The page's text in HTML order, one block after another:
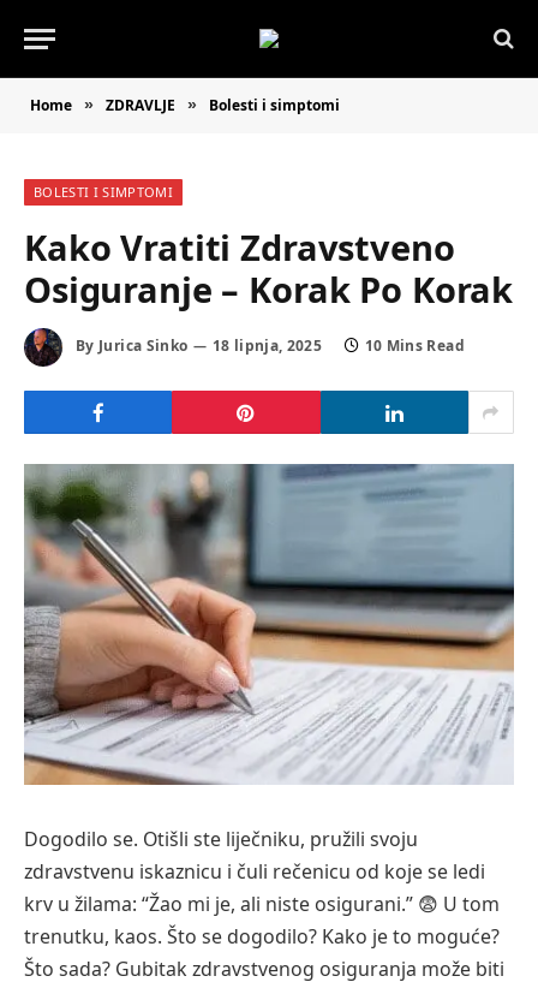
Home » ZDRAVLJE » Bolesti i simptomi
BOLESTI I SIMPTOMI
Kako Vratiti Zdravstveno
Osiguranje – Korak Po Korak
By Jurica Sinko 18 lipnja, 2025 10 Mins Read
Dogodilo se. Otišli ste liječniku, pružili svoju
zdravstvenu iskaznicu i čuli rečenicu od koje se ledi
krv u žilama: “Žao mi je, ali niste osigurani.” 😨 U tom
trenutku, kaos. Što se dogodilo? Kako je to moguće?
Što sada? Gubitak zdravstvenog osiguranja može biti